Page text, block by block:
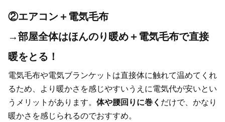
②エアコン＋電気毛布
→部屋全体はほんのり暖め＋電気毛布で直接
暖をとる！
電気毛布や電気ブランケットは直接体に触れて温めてくれ
るため、より暖かさを感じやすいうえに電気代が安いとい
うメリットがあります。 体や腰回りに巻く だけで、かなり
暖かさを感じられるのでおすすめ。